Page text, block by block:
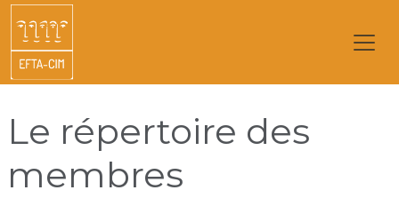
Le répertoire des
membres